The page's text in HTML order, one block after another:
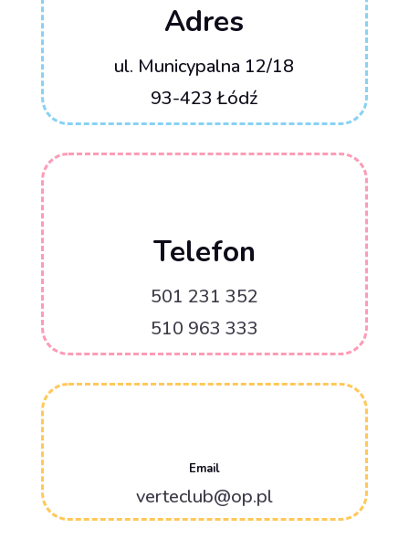
Adres
ul. Municypalna 12/18
93-423 Łódź
Telefon
501 231 352
510 963 333
Email
verteclub@op.pl